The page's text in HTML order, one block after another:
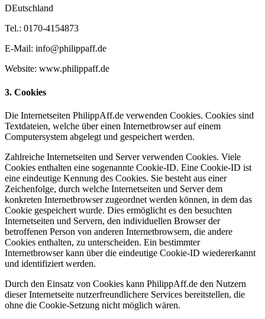
DEutschland
Tel.: 0170-4154873
E-Mail: info@philippaff.de
Website: www.philippaff.de
3. Cookies
Die Internetseiten PhilippAff.de verwenden Cookies. Cookies sind
Textdateien, welche über einen Internetbrowser auf einem
Computersystem abgelegt und gespeichert werden.
Zahlreiche Internetseiten und Server verwenden Cookies. Viele
Cookies enthalten eine sogenannte Cookie-ID. Eine Cookie-ID ist
eine eindeutige Kennung des Cookies. Sie besteht aus einer
Zeichenfolge, durch welche Internetseiten und Server dem
konkreten Internetbrowser zugeordnet werden können, in dem das
Cookie gespeichert wurde. Dies ermöglicht es den besuchten
Internetseiten und Servern, den individuellen Browser der
betroffenen Person von anderen Internetbrowsern, die andere
Cookies enthalten, zu unterscheiden. Ein bestimmter
Internetbrowser kann über die eindeutige Cookie-ID wiedererkannt
und identifiziert werden.
Durch den Einsatz von Cookies kann PhilippAff.de den Nutzern
dieser Internetseite nutzerfreundlichere Services bereitstellen, die
ohne die Cookie-Setzung nicht möglich wären.